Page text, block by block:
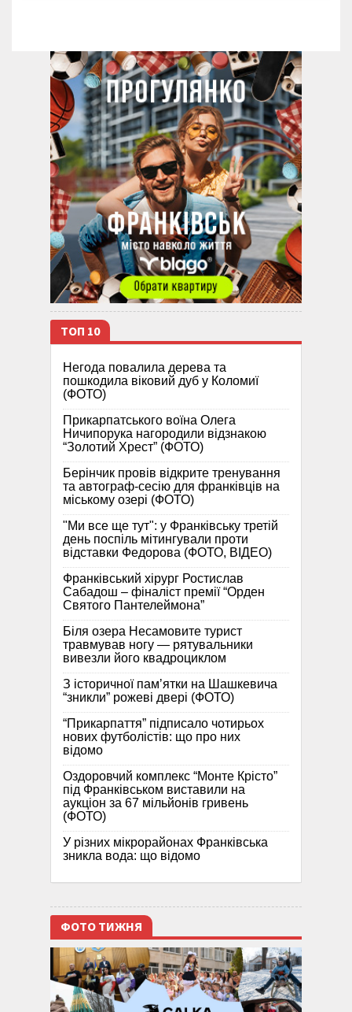
ТОП 10
Негода повалила дерева та
пошкодила віковий дуб у Коломиї
(ФОТО)
Прикарпатського воїна Олега
Ничипорука нагородили відзнакою
“Золотий Хрест” (ФОТО)
Берінчик провів відкрите тренування
та автограф-сесію для франківців на
міському озері (ФОТО)
"Ми все ще тут": у Франківську третій
день поспіль мітингували проти
відставки Федорова (ФОТО, ВІДЕО)
Франківський хірург Ростислав
Сабадош – фіналіст премії “Орден
Святого Пантелеймона”
Біля озера Несамовите турист
травмував ногу — рятувальники
вивезли його квадроциклом
З історичної памʼятки на Шашкевича
“зникли” рожеві двері (ФОТО)
“Прикарпаття” підписало чотирьох
нових футболістів: що про них
відомо
Оздоровчий комплекс “Монте Крісто”
під Франківськом виставили на
аукціон за 67 мільйонів гривень
(ФОТО)
У різних мікрорайонах Франківська
зникла вода: що відомо
ФОТО ТИЖНЯ